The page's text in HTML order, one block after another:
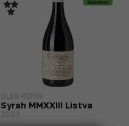
OLEG REPIN
Syrah MMXXIII Listva
2023